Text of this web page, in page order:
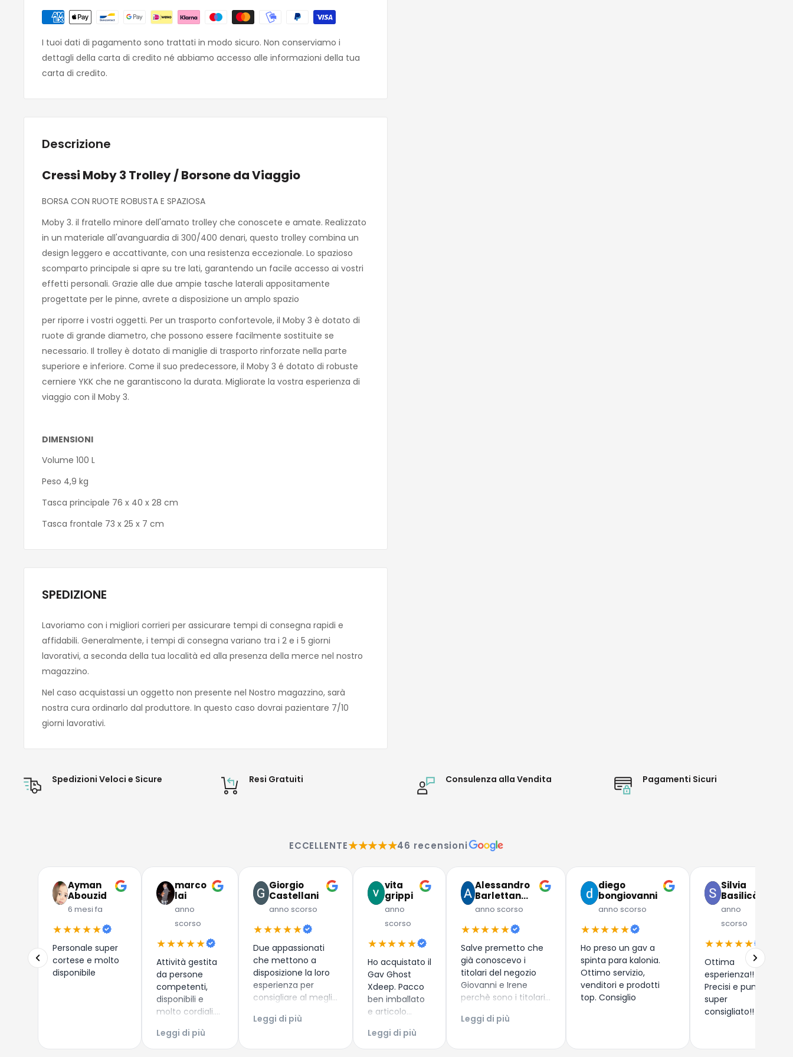
I tuoi dati di pagamento sono trattati in modo sicuro. Non conserviamo i
dettagli della carta di credito né abbiamo accesso alle informazioni della tua
carta di credito.
Descrizione
Cressi Moby 3 Trolley / Borsone da Viaggio
BORSA CON RUOTE ROBUSTA E SPAZIOSA
Moby 3. il fratello minore dell'amato trolley che conoscete e amate. Realizzato
in un materiale all'avanguardia di 300/400 denari, questo trolley combina un
design leggero e accattivante, con una resistenza eccezionale. Lo spazioso
scomparto principale si apre su tre lati, garantendo un facile accesso ai vostri
effetti personali. Grazie alle due ampie tasche laterali appositamente
progettate per le pinne, avrete a disposizione un amplo spazio
per riporre i vostri oggetti. Per un trasporto confortevole, il Moby 3 è dotato di
ruote di grande diametro, che possono essere facilmente sostituite se
necessario. Il trolley è dotato di maniglie di trasporto rinforzate nella parte
superiore e inferiore. Come il suo predecessore, il Moby 3 é dotato di robuste
cerniere YKK che ne garantiscono la durata. Migliorate la vostra esperienza di
viaggio con il Moby 3.
DIMENSIONI
Volume 100 L
Peso 4,9 kg
Tasca principale 76 x 40 x 28 cm
Tasca frontale 73 x 25 x 7 cm
SPEDIZIONE
Lavoriamo con i migliori corrieri per assicurare tempi di consegna rapidi e
affidabili. Generalmente, i tempi di consegna variano tra i 2 e i 5 giorni
lavorativi, a seconda della tua località ed alla presenza della merce nel nostro
magazzino.
Nel caso acquistassi un oggetto non presente nel Nostro magazzino, sarà
nostra cura ordinarlo dal produttore. In questo caso dovrai pazientare 7/10
giorni lavorativi.
Spedizioni Veloci e Sicure Resi Gratuiti Consulenza alla Vendita Pagamenti Sicuri
ECCELLENTE★★★★★46 recensioni
Ayman
Abouzid
6 mesi fa
★★★★★
Personale super
cortese e molto
disponibile
marco
lai
anno
scorso
★★★★★
Attività gestita
da persone
competenti,
disponibili e
molto cordiali.
competitivi,
articoli di
Leggi di più
Giorgio
Castellani
anno scorso
★★★★★
Due appassionati
che mettono a
disposizione la loro
esperienza per
consigliare al meglio
come i più esperti!
acquisto top!
Leggi di più
vita
grippi
anno
scorso
★★★★★
Ho acquistato il
Gav Ghost
Xdeep. Pacco
ben imballato
e articolo
secondo i
tempi di
Leggi di più
Alessandro
Barlettan…
anno scorso
★★★★★
Salve premetto che
già conoscevo i
titolari del negozio
Giovanni e Irene
perchè sono i titolari
Discovery Diving ) di
, dove già avevo
Leggi di più
diego
bongiovanni
anno scorso
★★★★★
Ho preso un gav a
spinta para kalonia.
Ottimo servizio,
venditori e prodotti
top. Consiglio
Silvia
Basilicò
anno
scorso
★★★★★
Ottima
esperienza!!
Precisi e puntuali,
super
consigliato!!